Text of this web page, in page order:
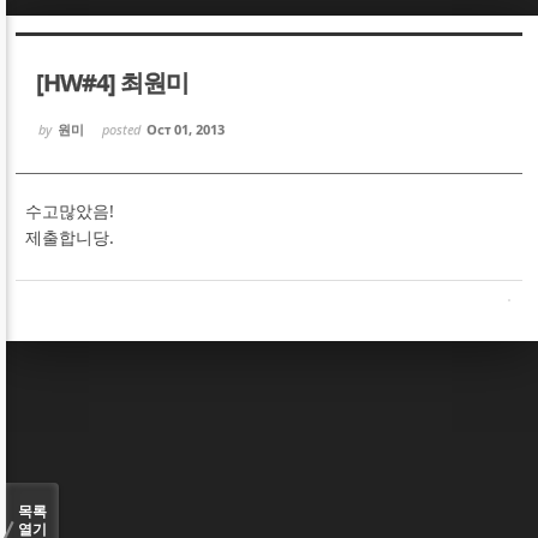
[HW#4] 최원미
by 원미 posted Oct 01, 2013
수고많았음!
제출합니당.
목록
열기
Sketchbook5, 스케치북5
Sketchbook5, 스케치북5
Sketchbook5, 스케치북5
Sketchbook5, 스케치북5